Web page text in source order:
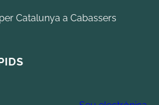
Catalunya a Cabassers